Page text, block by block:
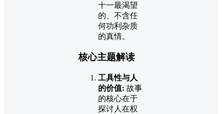
十一最渴望
的、不含任
何功利杂质
的真情。
核心主题解读
工具性与人
的价值: 故事
的核心在于
探讨人在权